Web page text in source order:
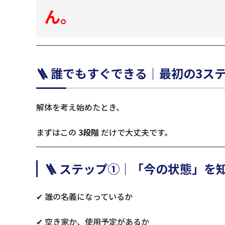
ん。
🪜 誰でもすぐできる｜最初の3ス
解体を考え始めたとき、
まずはこの 3段階 だけで大丈夫です。
🪜 ステップ①｜「今の状態」を
✔ 誰の名義になっているか
✔ 空き家か、使用予定があるか